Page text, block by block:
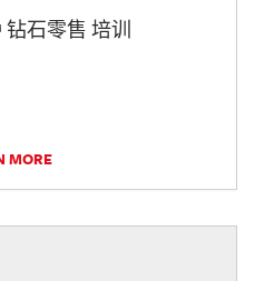
钻石零售 培训
MORE